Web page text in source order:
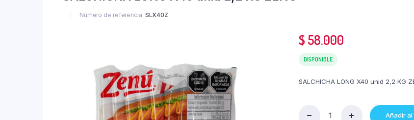
Número de referencia: SLX40Z
$ 58.000
DISPONIBLE
SALCHICHA LONG X40 unid 2,2 KG
Añadir